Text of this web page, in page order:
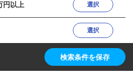
円以上 選択
選択
検索条件を保存